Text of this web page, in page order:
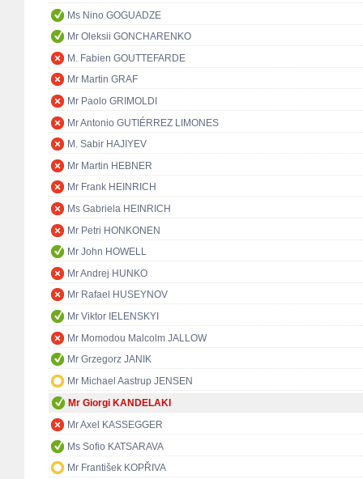
Ms Nino GOGUADZE
Mr Oleksii GONCHARENKO
M. Fabien GOUTTEFARDE
Mr Martin GRAF
Mr Paolo GRIMOLDI
Mr Antonio GUTIÉRREZ LIMONES
M. Sabir HAJIYEV
Mr Martin HEBNER
Mr Frank HEINRICH
Ms Gabriela HEINRICH
Mr Petri HONKONEN
Mr John HOWELL
Mr Andrej HUNKO
Mr Rafael HUSEYNOV
Mr Viktor IELENSKYI
Mr Momodou Malcolm JALLOW
Mr Grzegorz JANIK
Mr Michael Aastrup JENSEN
Mr Giorgi KANDELAKI
Mr Axel KASSEGGER
Ms Sofio KATSARAVA
Mr František KOPŘIVA